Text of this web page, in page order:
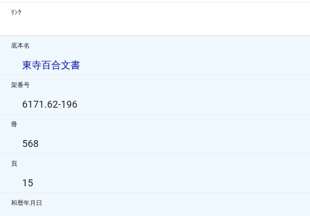
ﾘﾝｸ
底本名
東寺百合文書
架番号
6171.62-196
冊
568
頁
15
和暦年月日